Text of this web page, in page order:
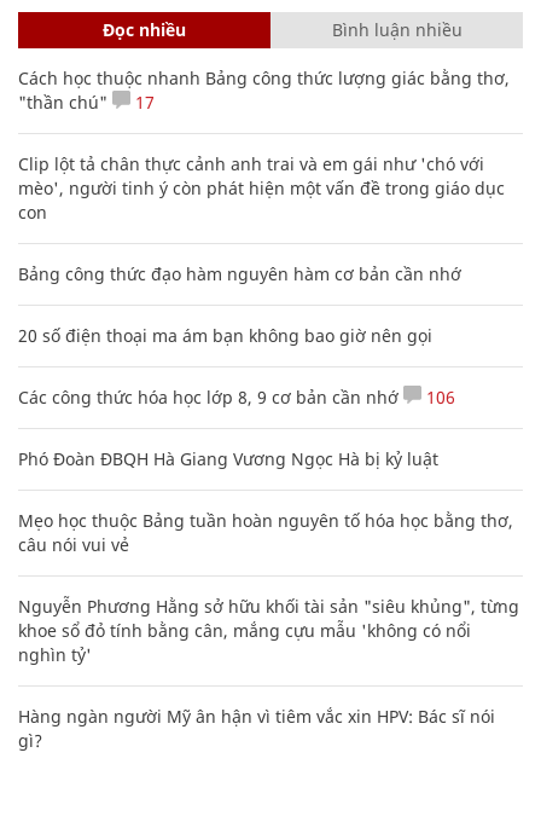
Đọc nhiều Bình luận nhiều
Cách học thuộc nhanh Bảng công thức lượng giác bằng thơ,
"thần chú"
17
Clip lột tả chân thực cảnh anh trai và em gái như 'chó với
mèo', người tinh ý còn phát hiện một vấn đề trong giáo dục
con
Bảng công thức đạo hàm nguyên hàm cơ bản cần nhớ
20 số điện thoại ma ám bạn không bao giờ nên gọi
Các công thức hóa học lớp 8, 9 cơ bản cần nhớ 106
Phó Đoàn ĐBQH Hà Giang Vương Ngọc Hà bị kỷ luật
Mẹo học thuộc Bảng tuần hoàn nguyên tố hóa học bằng thơ,
câu nói vui vẻ
Nguyễn Phương Hằng sở hữu khối tài sản "siêu khủng", từng
khoe sổ đỏ tính bằng cân, mắng cựu mẫu 'không có nổi
nghìn tỷ'
Hàng ngàn người Mỹ ân hận vì tiêm vắc xin HPV: Bác sĩ nói
gì?